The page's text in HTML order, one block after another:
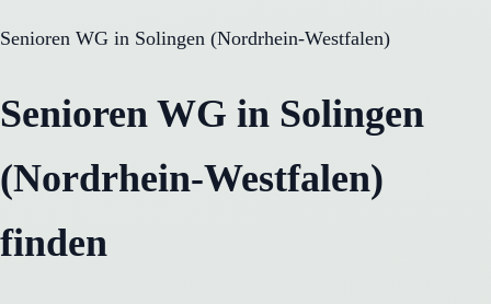
Senioren WG in Solingen (Nordrhein-Westfalen)
Senioren WG in Solingen
(Nordrhein-Westfalen)
finden